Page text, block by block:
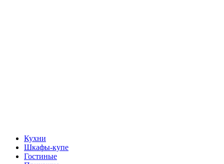
Кухни
Шкафы-купе
Гостиные